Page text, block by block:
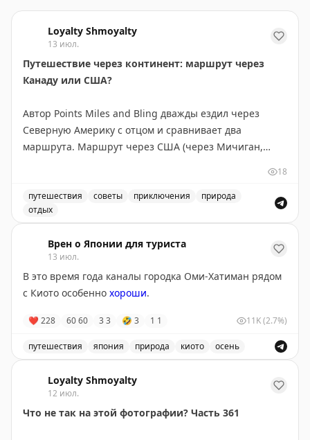
Loyalty Shmoyalty
13 июл.
Путешествие через континент: маршрут через
Канаду или США?
Автор Points Miles and Bling дважды ездил через
Северную Америку с отцом и сравнивает два
маршрута. Маршрут через США (через Мичиган,
экономнее по топливу — идеален, если спешите. Но
главное открытие — это не пейзажи, а люди и
неожиданные остановки. В маленьком городке
номер, а ужин превратился в экскурсию по винному
погребу. Канадский маршрут длиннее, но предлагает
более продолжительные красивые виды: озера и леса
Северного Онтарио, Канадские Скалистые горы.
Совет: если едите ради пейзажей — выбирайте
Канаду и выделите 5-6 дней, посетив малые города
вроде Вавы или Муз-Джо. Если спешите — США
справедливо конкурируют, особенно если оставить
место для неожиданных открытий.
Points Miles and Bling |Original
18
путешествия советы приключения
природа
отдых
Врен о Японии для туриста
13 июл.
В это время года каналы городка Оми-Хатиман рядом
с Киото особенно хороши.
❤ 228 6060 33 🤣 3 1 1 11K(2.7%)
путешествия япония природа киото осень
Loyalty Shmoyalty
12 июл.
Что не так на этой фотографии? Часть 361